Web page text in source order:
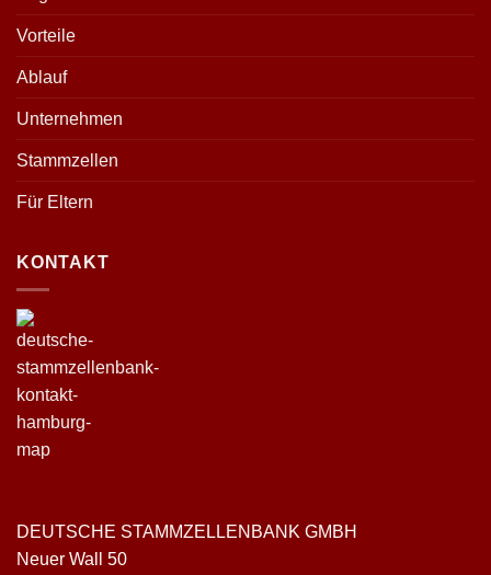
Vorteile
Ablauf
Unternehmen
Stammzellen
Für Eltern
KONTAKT
DEUTSCHE STAMMZELLENBANK GMBH
Neuer Wall 50